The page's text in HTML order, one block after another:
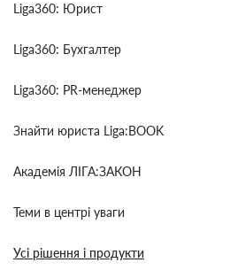
Liga360: Юрист
Liga360: Бухгалтер
Liga360: PR-менеджер
Знайти юриста Liga:BOOK
Академія ЛІГА:ЗАКОН
Теми в центрі уваги
Усі рішення і продукти